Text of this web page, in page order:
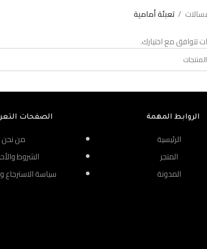
تعبئة أمامية
تتوافق مع اختيارك.
الروابط المهمة
الرئيسية
المتجر
المدونة
الصفحات
من نحن
الشروط
سياسة الاسترجاع